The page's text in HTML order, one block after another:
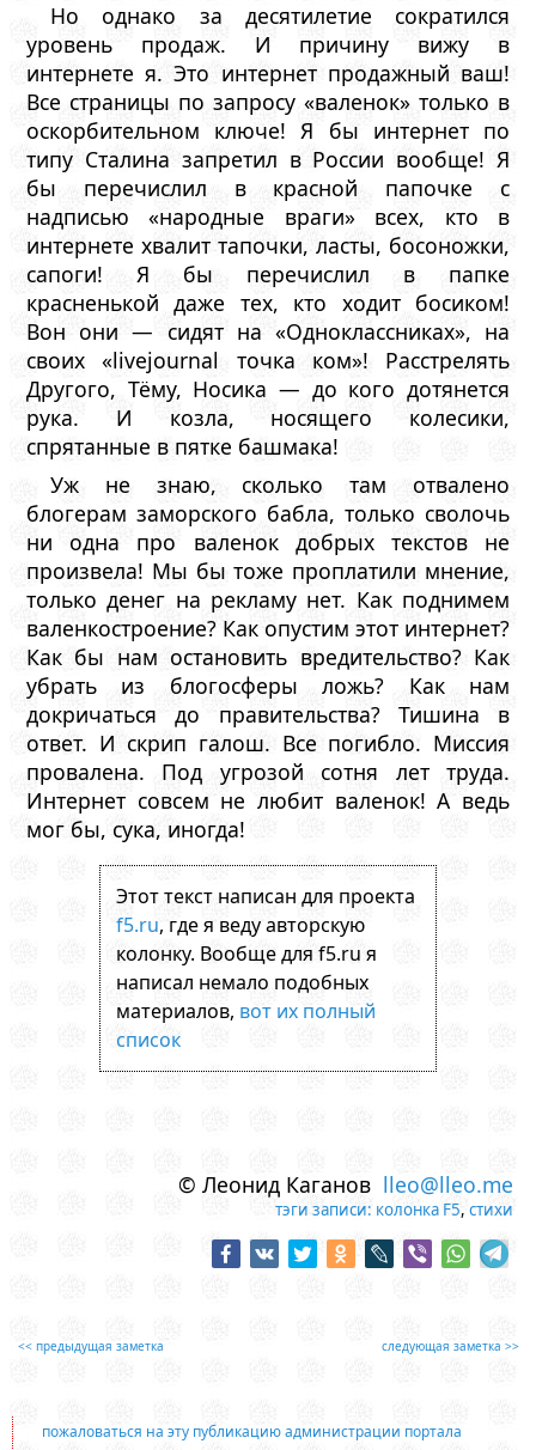
Но однако за десятилетие сократился
уровень продаж. И причину вижу в
интернете я. Это интернет продажный ваш!
Все страницы по запросу «валенок» только в
оскорбительном ключе! Я бы интернет по
типу Сталина запретил в России вообще! Я
бы перечислил в красной папочке с
надписью «народные враги» всех, кто в
интернете хвалит тапочки, ласты, босоножки,
сапоги! Я бы перечислил в папке
красненькой даже тех, кто ходит босиком!
Вон они — сидят на «Одноклассниках», на
своих «livejournal точка ком»! Расстрелять
Другого, Тёму, Носика — до кого дотянется
рука. И козла, носящего колесики,
спрятанные в пятке башмака!
Уж не знаю, сколько там отвалено
блогерам заморского бабла, только сволочь
ни одна про валенок добрых текстов не
произвела! Мы бы тоже проплатили мнение,
только денег на рекламу нет. Как поднимем
валенкостроение? Как опустим этот интернет?
Как бы нам остановить вредительство? Как
убрать из блогосферы ложь? Как нам
докричаться до правительства? Тишина в
ответ. И скрип галош. Все погибло. Миссия
провалена. Под угрозой сотня лет труда.
Интернет совсем не любит валенок! А ведь
мог бы, сука, иногда!
Этот текст написан для проекта
f5.ru, где я веду авторскую
колонку. Вообще для f5.ru я
написал немало подобных
материалов, вот их полный
список
© Леонид Каганов lleo@lleo.me
тэги записи: колонка F5,стихи
<< предыдущая заметка следующая заметка >>
пожаловаться на эту публикацию администрации портала